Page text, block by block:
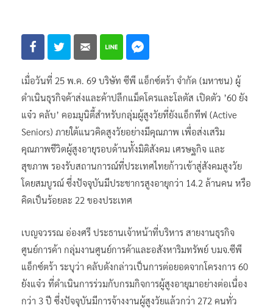
เมื่อวันที่ 25 พ.ค. 69 บริษัท ซีพี แอ็กซ์ตร้า จำกัด (มหาชน) ผู้
ดำเนินธุรกิจค้าส่งและค้าปลีกแม็คโครและโลตัส เปิดตัว ’60 ยัง
แจ๋ว คลับ’ คอมมูนิตี้สำหรับกลุ่มผู้สูงวัยที่ยังแอ็กทีฟ (Active
Seniors) ภายใต้แนวคิดสูงวัยอย่างมีคุณภาพ เพื่อส่งเสริม
คุณภาพชีวิตผู้สูงอายุรอบด้านทั้งมิติสังคม เศรษฐกิจ และ
สุขภาพ รองรับสถานการณ์ที่ประเทศไทยก้าวเข้าสู่สังคมสูงวัย
โดยสมบูรณ์ ซึ่งปัจจุบันมีประชากรสูงอายุกว่า 14.2 ล้านคน หรือ
คิดเป็นร้อยละ 22 ของประเทศ
เบญจวรรณ อ่องศรี ประธานเจ้าหน้าที่บริหาร สายงานธุรกิจ
ศูนย์การค้า กลุ่มงานศูนย์การค้าและอสังหาริมทรัพย์ บมจ.ซีพี
แอ็กซ์ตร้า ระบุว่า คลับดังกล่าวเป็นการต่อยอดจากโครงการ 60
ยังแจ๋ว ที่ดำเนินการร่วมกับกรมกิจการผู้สูงอายุมาอย่างต่อเนื่อง
กว่า 3 ปี ซึ่งปัจจุบันมีการจ้างงานผู้สูงวัยแล้วกว่า 272 คนทั่ว